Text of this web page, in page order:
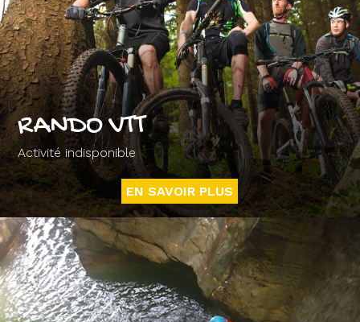
RANDO VTT
Activité indisponible
EN SAVOIR PLUS